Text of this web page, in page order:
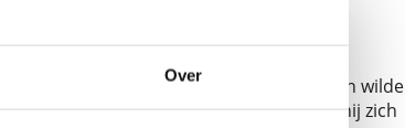
Over
actief betrokken bij de bescherming van wilde
zijn rol binnen de Bijenstichting zet hij zich